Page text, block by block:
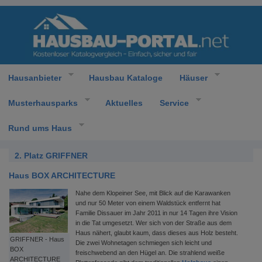
Hausanbieter Hausbau Kataloge Häuser
Musterhausparks Aktuelles Service
Rund ums Haus
2. Platz GRIFFNER
Haus BOX ARCHITECTURE
GRIFFNER - Haus
BOX
ARCHITECTURE
Nahe dem Klopeiner See, mit Blick auf die Karawanken
und nur 50 Meter von einem Waldstück entfernt hat
Familie Dissauer im Jahr 2011 in nur 14 Tagen ihre Vision
in die Tat umgesetzt. Wer sich von der Straße aus dem
Haus nähert, glaubt kaum, dass dieses aus Holz besteht.
Die zwei Wohnetagen schmiegen sich leicht und
freischwebend an den Hügel an. Die strahlend weiße